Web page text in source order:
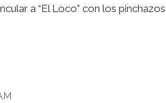
a “El Loco” con los pinchazos